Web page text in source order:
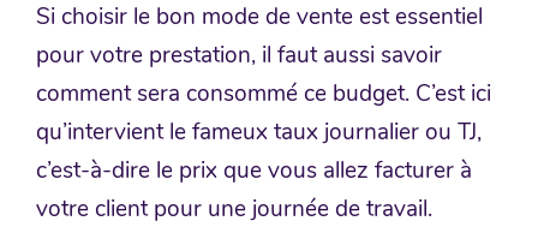
Si choisir le bon mode de vente est essentiel
pour votre prestation, il faut aussi savoir
comment sera consommé ce budget. C’est ici
qu’intervient le fameux taux journalier ou TJ,
c’est-à-dire le prix que vous allez facturer à
votre client pour une journée de travail.